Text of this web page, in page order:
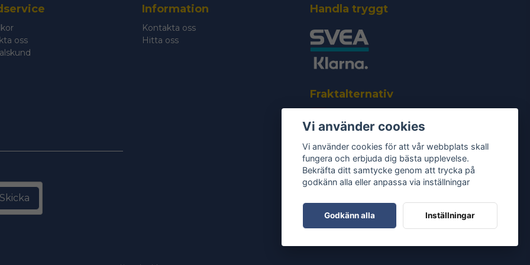
oss
Information
Kontakta oss
Hitta oss
Handla tryggt
Fraktalternativ
Skicka
Vi använder cookies
Vi använder cookies för att vår webbplats skall
fungera och erbjuda dig bästa upplevelse.
Bekräfta ditt samtycke genom att trycka på
godkänn alla eller anpassa via inställningar
Godkänn alla Inställningar